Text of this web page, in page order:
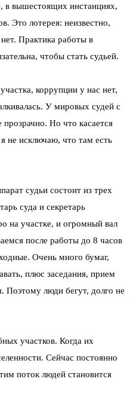
в вышестоящих инстанциях,
Это лотерея: неизвестно,
Практика работы в
чтобы стать судьей.
коррупции у нас нет,
У мировых судей с
Но что касается
не исключаю, что там есть
судьи состоит из трех
суда и секретарь
на участке, и огромный вал
после работы до 8 часов
Очень много бумаг,
плюс заседания, прием
Поэтому люди бегут, долго не
участков. Когда их
Сейчас постоянно
поток людей становится